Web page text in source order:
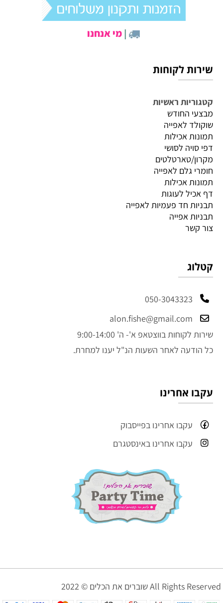
|מי אנחנו
שירות לקוחות
קטגוריות ראשיות
מבצעי החודש
שוקולד לאפייה
תמונות אכילות
דפי סויה לסושי
מקרון/טארטלטים
חומרי גלם לאפייה
תמונות אכילות
דף אכיל לעוגות
תבניות חד פעמיות לאפייה
תבניות אפייה
צור קשר
קטלוג
050-3043323
alon.fishe@gmail.com
שירות לקוחות בווצטאפ א'- ה' 9:00-14:00
כל הודעה לאחר השעות הנ"ל יענו למחרת.
עקבו אחרינו
עקבו אחרינו בפייסבוק
עקבו אחרינו באינסטגרם
שוברים את הכלים © 2022 All Rights Reserved